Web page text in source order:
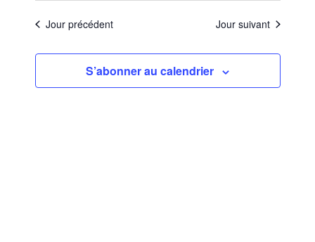
et
de
vues
vues
uneJour précédent Jour suivant
S’abonner au calendrier